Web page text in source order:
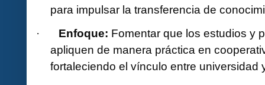
para impulsar la transferencia de
· Enfoque: Fomentar que los estudios y
apliquen de manera práctica en
fortaleciendo el vínculo entre universidad